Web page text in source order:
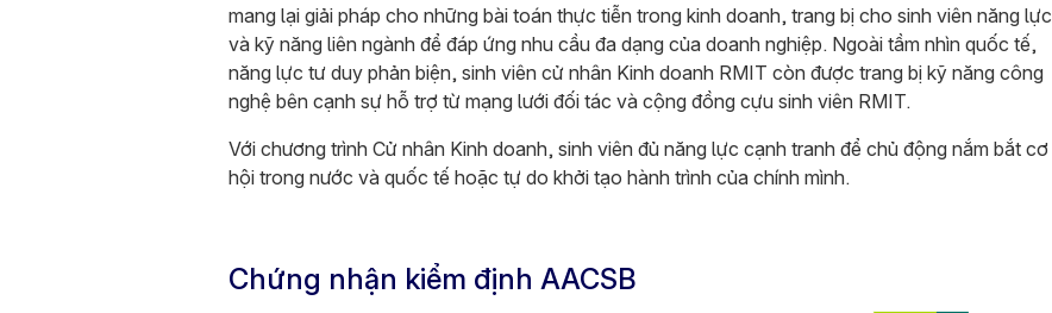
mang lại giải pháp cho những bài toán thực tiễn trong kinh doanh, trang bị cho sinh viên năng lực
và kỹ năng liên ngành để đáp ứng nhu cầu đa dạng của doanh nghiệp. Ngoài tầm nhìn quốc tế,
năng lực tư duy phản biện, sinh viên cử nhân Kinh doanh RMIT còn được trang bị kỹ năng công
nghệ bên cạnh sự hỗ trợ từ mạng lưới đối tác và cộng đồng cựu sinh viên RMIT.
Với chương trình Cử nhân Kinh doanh, sinh viên đủ năng lực cạnh tranh để chủ động nắm bắt cơ
hội trong nước và quốc tế hoặc tự do khởi tạo hành trình của chính mình.
Chứng nhận kiểm định AACSB